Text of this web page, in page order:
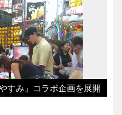
すみ」コラボ企画を展開